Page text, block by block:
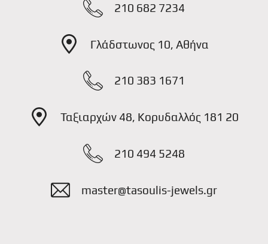
210 682 7234
Γλάδστωνος 10, Αθήνα
210 383 1671
Ταξιαρχών 48, Κορυδαλλός 181 20
210 494 5248
master@tasoulis-jewels.gr